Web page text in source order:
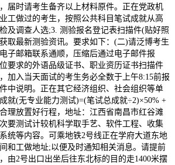
届时请考生备齐以上材料原件。正在党政机
工做过的考生，按照公共科目笔试成就从高
及调查人选;3. 测验报名登记表扫描件(贴好照
取最新测验资讯。要求如下：(二)请泛博考生
子邮箱联系通顺，压缩后通过电子邮件报
要求的外语品级证书、职业资历证书扫描件
加入当天面试的考生务必全数于上午8:15前报
中说明。正在其它经济组织、社会组织等单
就(无专业能力测试)=(笔试总成就÷2)×50% +
理放置好行程，地址：江西省南昌市红谷滩
要测试计较机科学取手艺、软件工程、收集
统等内容。可乘地铁2号线正在学府大道东地
和工做地址;以便及时通知相关消息。请提前
由2号出口出坐后往东北标的目的走1400米摆